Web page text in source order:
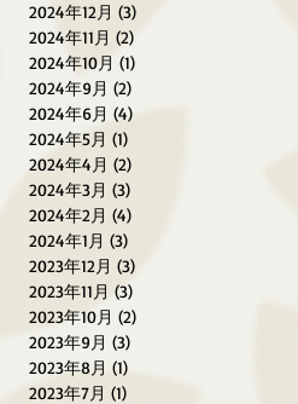
2024年12月 (3)
2024年11月 (2)
2024年10月 (1)
2024年9月 (2)
2024年6月 (4)
2024年5月 (1)
2024年4月 (2)
2024年3月 (3)
2024年2月 (4)
2024年1月 (3)
2023年12月 (3)
2023年11月 (3)
2023年10月 (2)
2023年9月 (3)
2023年8月 (1)
2023年7月 (1)